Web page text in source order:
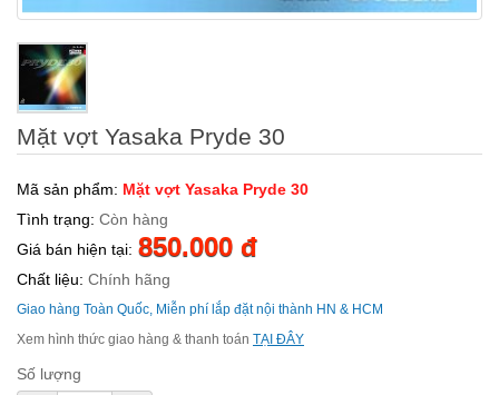
Mặt vợt Yasaka Pryde 30
Mã sản phẩm: Mặt vợt Yasaka Pryde 30
Tình trạng: Còn hàng
Giá bán hiện tại: 850.000 đ
Chất liệu: Chính hãng
Giao hàng Toàn Quốc, Miễn phí lắp đặt nội thành HN & HCM
Xem hình thức giao hàng & thanh toán TẠI ĐÂY
Số lượng